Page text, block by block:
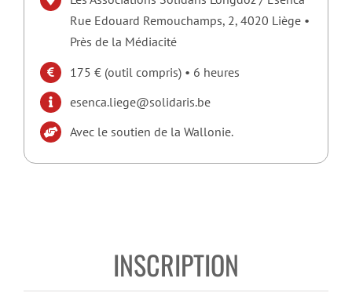
Rue Edouard Remouchamps, 2, 4020 Liège •
Près de la Médiacité
175 € (outil compris) • 6 heures
esenca.liege@solidaris.be
Avec le soutien de la Wallonie.
INSCRIPTION